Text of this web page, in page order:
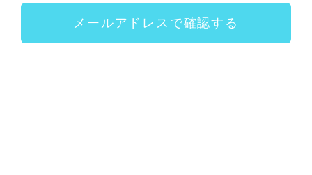
法人のお客様
メールアドレスで確認する